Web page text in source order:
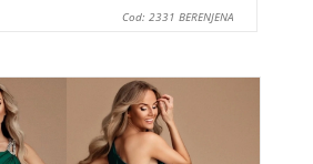
Cod: 2331 BERENJENA